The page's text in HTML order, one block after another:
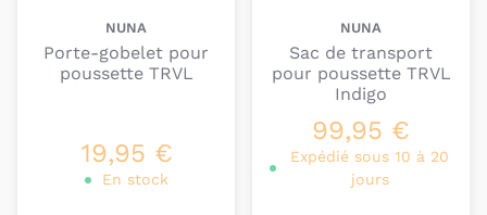
NUNA
Porte-gobelet pour
poussette TRVL
19,95 €
En stock
NUNA
Sac de transport
pour poussette TRVL
Indigo
99,95 €
Expédié sous 10 à 20
jours